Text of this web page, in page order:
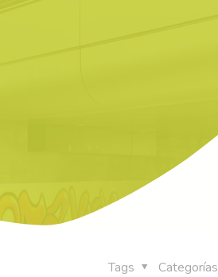
Categorías
Tags